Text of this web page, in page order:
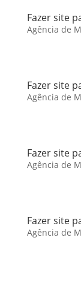
Fazer site
Agência de
Fazer site
Agência de
Fazer site
Agência de
Fazer site
Agência de